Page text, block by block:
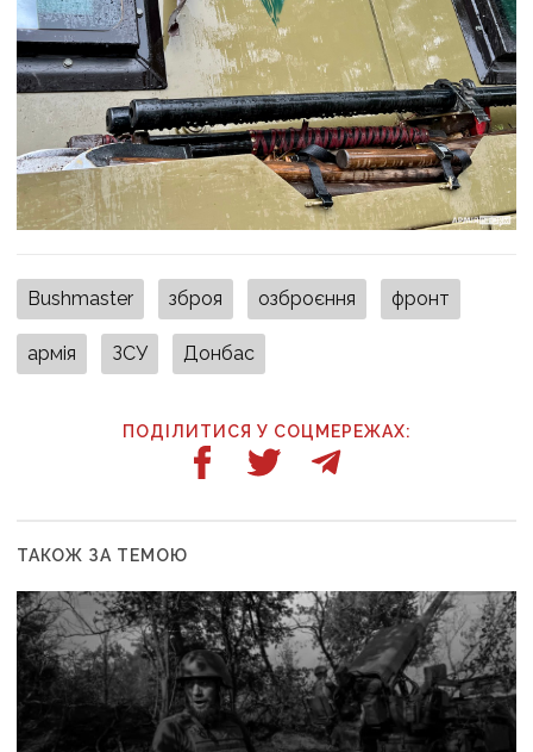
хлопці.
Оперативну інформацію про події Донбасу
публікуємо у телеграм-
каналіt.me/vchasnoua. Приєднуйтеся!
Bushmaster зброя озброєння фронт
армія ЗСУ Донбас